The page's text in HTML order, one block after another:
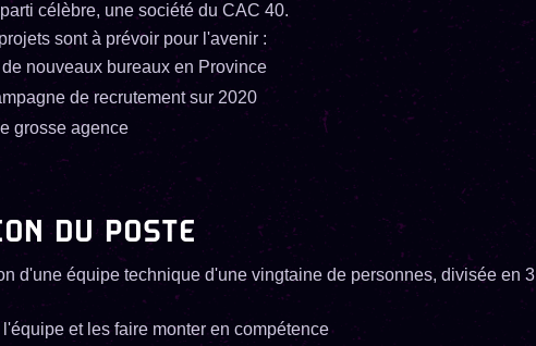
célèbre, une société du CAC 40.
sont à prévoir pour l'avenir :
nouveaux bureaux en Province
de recrutement sur 2020
grosse agence
DU POSTE
d'une équipe technique d'une vingtaine de personnes, divisée en 3
l'équipe et les faire monter en compétence